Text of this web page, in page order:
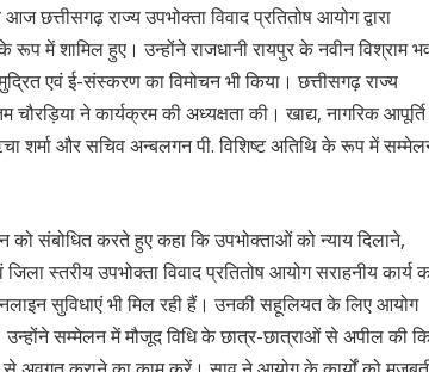
छत्तीसगढ़ राज्य उपभोक्ता विवाद प्रतितोष आयोग द्वारा
में शामिल हुए। उन्होंने राजधानी रायपुर के नवीन विश्राम
एवं ई-संस्करण का विमोचन भी किया। छत्तीसगढ़ राज्य
चौरड़िया ने कार्यक्रम की अध्यक्षता की। खाद्य, नागरिक
शर्मा और सचिव अन्बलगन पी. विशिष्ट अतिथि के रूप में
संबोधित करते हुए कहा कि उपभोक्ताओं को न्याय दिलाने,
स्तरीय उपभोक्ता विवाद प्रतितोष आयोग सराहनीय कार्य
सुविधाएं भी मिल रही हैं। उनकी सहूलियत के लिए आयोग
सम्मेलन में मौजूद विधि के छात्र-छात्राओं से अपील की